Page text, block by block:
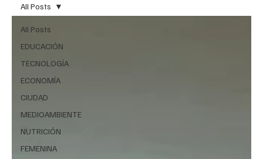
All Posts
EDUCACIÓN
TECNOLOGÍA
ECONOMÍA
CIUDAD
MEDIOAMBIENTE
NUTRICIÓN
FEMENINA
All Posts